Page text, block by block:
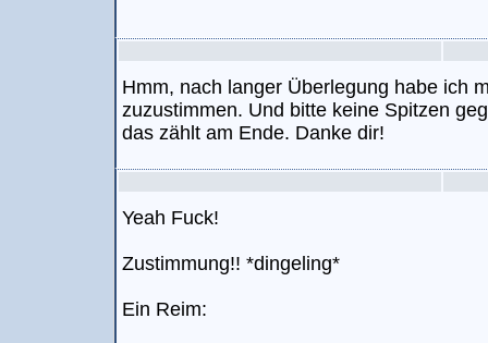
Hmm, nach langer Überlegung habe ich
zuzustimmen. Und bitte keine Spitzen
das zählt am Ende. Danke dir!
Yeah Fuck!
Zustimmung!! *dingeling*
Ein Reim: